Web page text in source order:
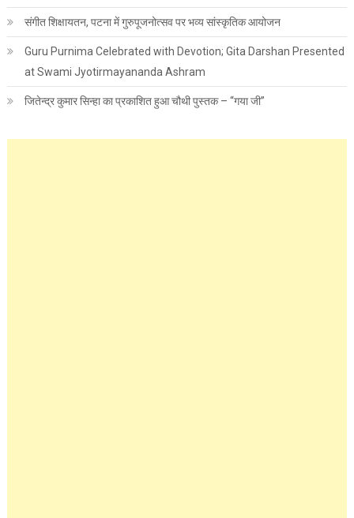
संगीत शिक्षायतन, पटना में गुरुपूजनोत्सव पर भव्य सांस्कृतिक आयोजन
Guru Purnima Celebrated with Devotion; Gita Darshan Presented
at Swami Jyotirmayananda Ashram
जितेन्द्र कुमार सिन्हा का प्रकाशित हुआ चौथी पुस्तक – “गया जी”